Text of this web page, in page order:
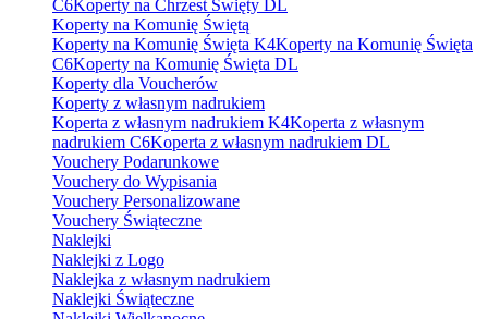
C6Koperty na Chrzest Święty DL
Koperty na Komunię Świętą
Koperty na Komunię Święta K4Koperty na Komunię Święta
C6Koperty na Komunię Święta DL
Koperty dla Voucherów
Koperty z własnym nadrukiem
Koperta z własnym nadrukiem K4Koperta z własnym
nadrukiem C6Koperta z własnym nadrukiem DL
Vouchery Podarunkowe
Vouchery do Wypisania
Vouchery Personalizowane
Vouchery Świąteczne
Naklejki
Naklejki z Logo
Naklejka z własnym nadrukiem
Naklejki Świąteczne